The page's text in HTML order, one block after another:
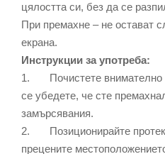
цялостта си, без да се
При премахне – не остават
екрана.
Инструкции за употреба:
1. Почистете внимателно
се убедете, че сте
замърсявания.
2. Позиционирайте
прецените